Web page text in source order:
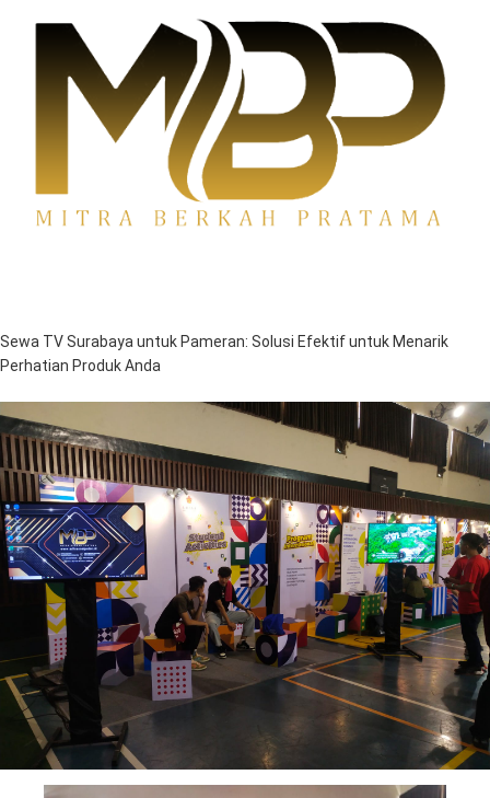
Sewa TV Surabaya untuk Pameran: Solusi Efektif untuk Menarik
Perhatian Produk Anda